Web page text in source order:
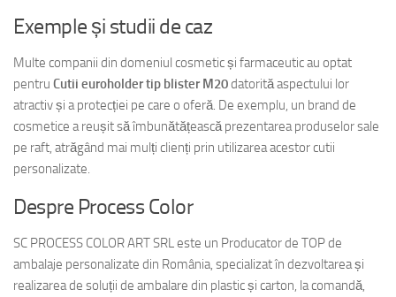
Exemple și studii de caz
Multe companii din domeniul cosmetic și farmaceutic au optat
pentru Cutii euroholder tip blister M20datorită aspectului lor
atractiv și a protecției pe care o oferă. De exemplu, un brand de
cosmetice a reușit să îmbunătățească prezentarea produselor sale
pe raft, atrăgând mai mulți clienți prin utilizarea acestor cutii
personalizate.
Despre Process Color
SC PROCESS COLOR ART SRL este un Producator de TOP de
ambalaje personalizate din România, specializat în dezvoltarea și
realizarea de soluții de ambalare din plastic și carton, la comandă,